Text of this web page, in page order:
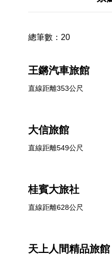
總筆數： 20
王鏘汽車旅館
直線距離353公尺
大信旅館
直線距離549公尺
桂賓大旅社
直線距離628公尺
天上人間精品旅館